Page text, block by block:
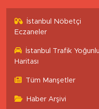
İstanbul Nöbetçi
Eczaneler
İstanbul Trafik
Haritası
Tüm Manşetler
Haber Arşivi